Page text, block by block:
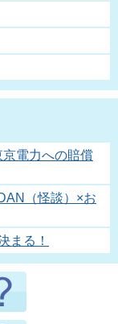
電力への賠償
（怪談）×お
まる！